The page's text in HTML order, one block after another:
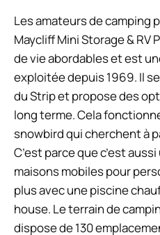
Les amateurs de camping
Maycliff Mini Storage & RV
de vie abordables et est
exploitée depuis 1969. Il
du Strip et propose des
long terme. Cela
snowbird qui cherchent à
C’est parce que c’est
maisons mobiles pour
plus avec une piscine
house. Le terrain de
dispose de 130